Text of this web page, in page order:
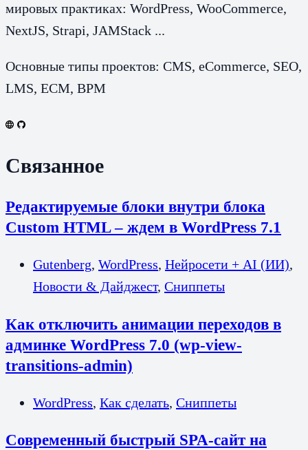
мировых практиках: WordPress, WooCommerce,
NextJS, Strapi, JAMStack ...
Основные типы проектов: CMS, eCommerce, SEO,
LMS, ECM, BPM
Связанное
Редактируемые блоки внутри блока
Custom HTML – ждем в WordPress 7.1
Gutenberg, WordPress, Нейросети + AI (ИИ),
Новости & Дайджест, Сниппеты
Как отключить анимации переходов в
админке WordPress 7.0 (wp-view-
transitions-admin)
WordPress, Как сделать, Сниппеты
Современный быстрый SPA-сайт на